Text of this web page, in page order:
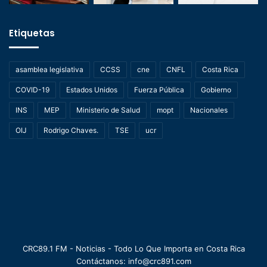
Etiquetas
asamblea legislativa CCSS cne CNFL Costa Rica
COVID-19 Estados Unidos Fuerza Pública Gobierno
INS MEP Ministerio de Salud mopt Nacionales
OIJ Rodrigo Chaves. TSE ucr
CRC89.1 FM - Noticias - Todo Lo Que Importa en Costa Rica
Contáctanos: info@crc891.com